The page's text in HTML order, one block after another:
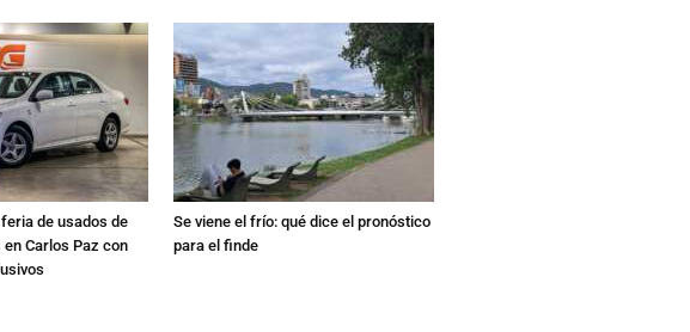
de usados de
Carlos Paz con
Se viene el frío: qué dice el pronóstico
para el finde